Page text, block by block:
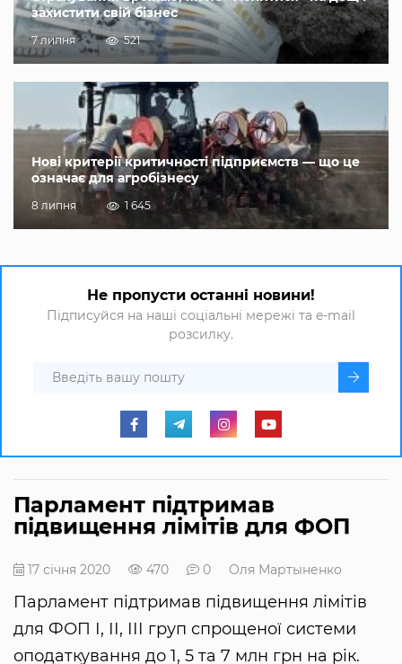
захистити свій бізнес
7 липня 521
Нові критерії критичності підприємств — що це
означає для агробізнесу
8 липня 1 645
Не пропусти останні новини!
Підписуйся на наші соціальні мережі та e-mail
розсилку.
Парламент підтримав
підвищення лімітів для ФОП
17 січня 2020 470 0 Оля Мартыненко
Парламент підтримав підвищення лімітів
для ФОП І, ІІ, ІІІ груп спрощеної системи
оподаткування до 1, 5 та 7 млн грн на рік.